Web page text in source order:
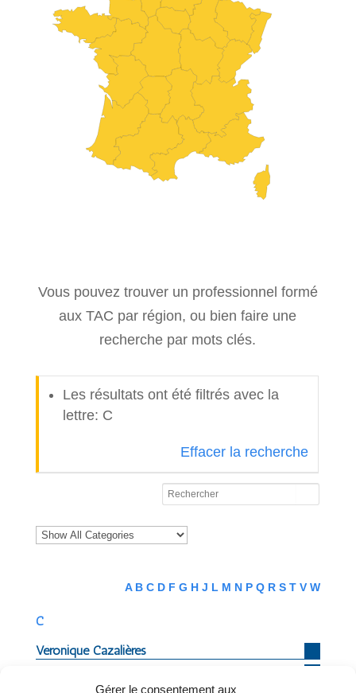
Gérer le consentement aux
Vous pouvez trouver un professionnel formé
aux TAC par région, ou bien faire une
recherche par mots clés.
Les résultats ont été filtrés avec la
lettre: C
Effacer la recherche
A B C D F G H J L M N P Q R S T V W
C
Véronique Cazalières